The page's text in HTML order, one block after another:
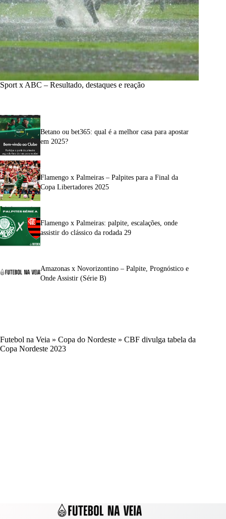
Sport x ABC – Resultado, destaques e reação
Betano ou bet365: qual é a melhor casa para apostar
em 2025?
Flamengo x Palmeiras – Palpites para a Final da
Copa Libertadores 2025
Flamengo x Palmeiras: palpite, escalações, onde
assistir do clássico da rodada 29
Amazonas x Novorizontino – Palpite, Prognóstico e
Onde Assistir (Série B)
Futebol na Veia » Copa do Nordeste » CBF divulga tabela da
Copa Nordeste 2023